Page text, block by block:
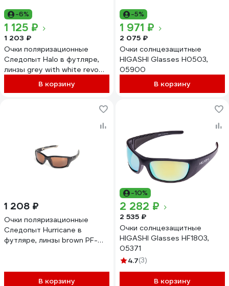
-6%
1 125 ₽
1 203 ₽
Очки поляризационные
Следопыт Halo в футляре,
линзы grey with white revo
PF-PG-25В корзину
-5%
1 971 ₽
2 075 ₽
Очки солнцезащитные
HIGASHI Glasses H0503,
05900
В корзину
1 208 ₽
Очки поляризационные
Следопыт Hurricane в
футляре, линзы brown PF-
В корзину
-10%
2 282 ₽
2 535 ₽
Очки солнцезащитные
HIGASHI Glasses HF1803,
05371
4.7(3)
В корзину